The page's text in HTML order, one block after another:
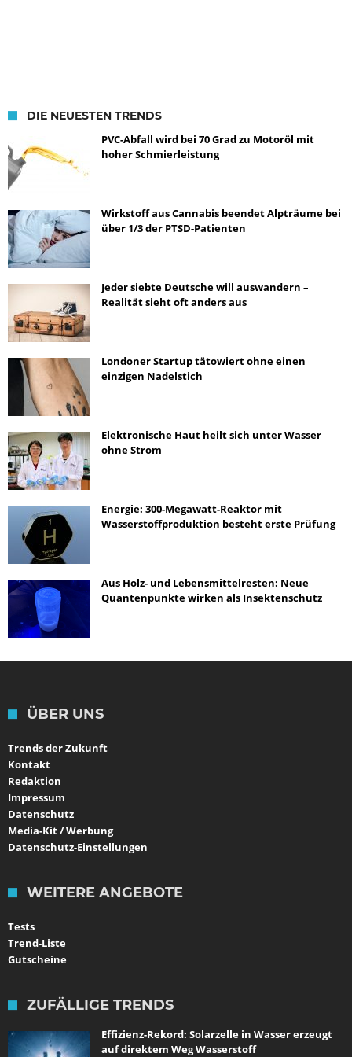
DIE NEUESTEN TRENDS
PVC-Abfall wird bei 70 Grad zu Motoröl mit
hoher Schmierleistung
Wirkstoff aus Cannabis beendet Alpträume bei
über 1/3 der PTSD-Patienten
Jeder siebte Deutsche will auswandern –
Realität sieht oft anders aus
Londoner Startup tätowiert ohne einen
einzigen Nadelstich
Elektronische Haut heilt sich unter Wasser
ohne Strom
Energie: 300-Megawatt-Reaktor mit
Wasserstoffproduktion besteht erste Prüfung
Aus Holz- und Lebensmittelresten: Neue
Quantenpunkte wirken als Insektenschutz
ÜBER UNS
Trends der Zukunft
Kontakt
Redaktion
Impressum
Datenschutz
Media-Kit / Werbung
Datenschutz-Einstellungen
WEITERE ANGEBOTE
Tests
Trend-Liste
Gutscheine
ZUFÄLLIGE TRENDS
Effizienz-Rekord: Solarzelle in Wasser erzeugt
auf direktem Weg Wasserstoff